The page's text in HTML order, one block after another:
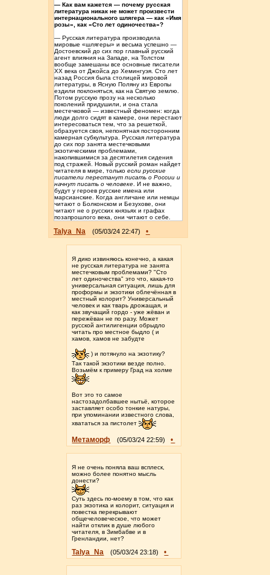
— Как вам кажется — почему русская
лите­ратура никак не может произвести
интернационального шлягера — как «Имя
розы», как «Сто лет одиночества»?
— Русская литература производила
мировые «шлягеры» и весьма успешно —
Достоевский до сих пор главный русский
агент влияния на Западе, на Толстом
вообще замешаны все основные писатели
XX века от Джойса до Хемингуэя. Сто лет
назад Россия была столицей мировой
литерату­ры, в Ясную Поляну из Европы
ездили поклоняться, как на Святую землю.
Потом русскую прозу на несколько
поколений придушили, и она стала
местечковой — известный феномен: когда
люди долго сидят в камере, они перестают
интересоваться тем, что за решеткой,
образуется своя, непонятная посторонним
камерная субкультура. Русская литература
до сих пор занята местечковыми
экзотическими проблемами,
накопившимися за десятилетия сидения
под стражей. Новый русский роман найдет
читателя в мире, только если русские
писатели перестанут писать о России и
начнут писать о человеке. И не важно,
будут у героев русские имена или
марсианские. Когда англичане или немцы
читают о Болконском и Безухове, они
читают не о русских князьях и графах
позапрошлого века, они читают о себе.
Talya_Na (05/03/24 22:47) •
Я дико извиняюсь конечно, а какая
не русская литература не занята
местечковым проблемами? "Сто
лет одиночества" это что, какая-то
универсальная ситуация, лишь для
проформы и экзотики облечённая в
местный колорит? Универсальный
человек и как тварь дрожащая, и
как звучащий гордо - уже жёван и
пережёван не по разу. Может
русской антилигенции обрыдло
читать про местное быдло ( и
хамов, хамов не забудте
) и потянуло на экзотику?
Так такой экзотики везде полно.
Возьмём к примеру Град на холме
Вот это то самое
настозадолбавшее нытьё, которое
заставляет особо тонкие натуры,
при упоминании известного слова,
хвататься за пистолет
Метаморф (05/03/24 22:59) •
Я не очень поняла ваш всплеск,
можно более понятно мысль
донести?
Суть здесь по-моему в том, что как
раз экзотика и колорит, ситуация и
повестка перекрывают
общечеловеческое, что может
найти отклик в душе любого
читателя, в Зимбабве и в
Гренландии, нет?
Talya_Na (05/03/24 23:18) •